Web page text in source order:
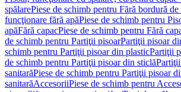
spălarePiese de schimb pentru Fără bordură de
funcţionare fără apăPiese de schimb pentru
apăFără capacPiese de schimb pentru Fără
de schimb pentru Partiţii pisoarPartiţii pisoar
schimb pentru Partiţii pisoar din plasticPartiţii
de schimb pentru Partiţii pisoar din sticlă
sanitarăPiese de schimb pentru Partiţii pisoar
sanitarăAccesoriiPiese de schimb pentru